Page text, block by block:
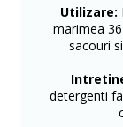
Utilizare:
marimea
sacouri
detergenti